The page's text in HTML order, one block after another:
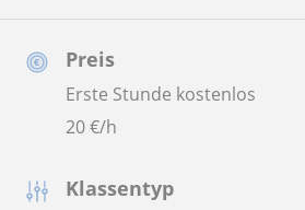
Preis
Erste Stunde kostenlos
20€/h
Klassentyp